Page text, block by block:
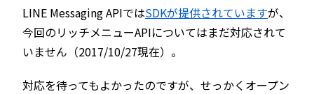
LINE Messaging APIではSDKが提供されていますが、
今回のリッチメニューAPIについてはまだ対応されて
いません（2017/10/27現在）。
対応を待ってもよかったのですが、せっかくオープン